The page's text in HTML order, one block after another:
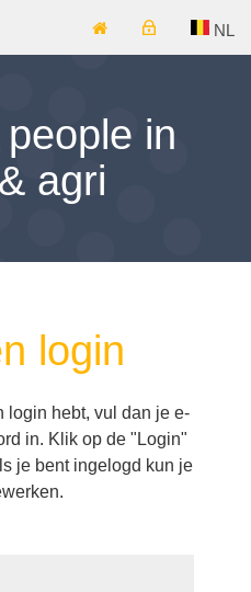
NL
in
agri
login
login hebt, vul dan je e-
in. Klik op de "Login"
je bent ingelogd kun je